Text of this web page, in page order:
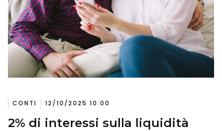
CONTI 12/10/2025 10:00
2% di interessi sulla liquidità